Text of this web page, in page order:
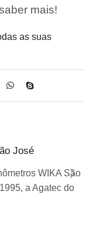
mais!
as suas
José
WIKA São
a Agatec do